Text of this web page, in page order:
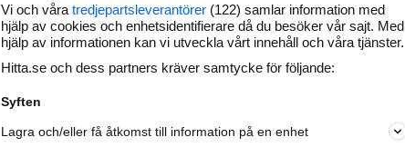
Marknadsför företaget på
nya kunder och
Vi och våra tredjepartsleverantörer (122) samlar information med
hjälp av cookies och enhetsidentifierare då du besöker vår sajt. Med
hjälp av informationen kan vi utveckla vårt innehåll och våra tjänster.
Hitta.se och dess partners kräver samtycke för följande:
Syften
Lagra och/eller få åtkomst till information på en enhet